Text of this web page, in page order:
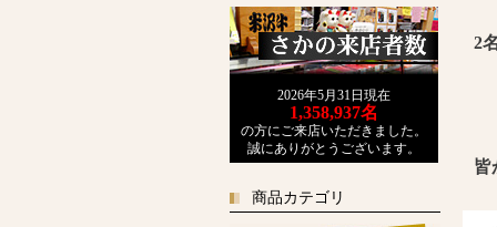
2026年5月31日現在
1,358,937名
の方にご来店いただきました。
誠にありがとうございます。
商品カテゴリ
2
皆